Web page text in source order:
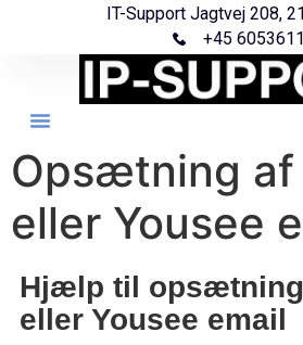
IT-Support Jagtvej 208,
+45
Opsætning af
eller Yousee
Hjælp til
eller Yousee email